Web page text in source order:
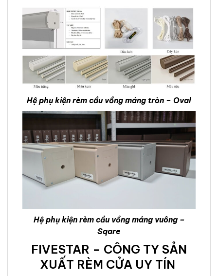
Hệ phụ kiện rèm cầu vồng máng tròn – Oval
Hệ phụ kiện rèm cầu vồng máng vuông –
Sqare
FIVESTAR – CÔNG TY SẢN
XUẤT RÈM CỬA UY TÍN